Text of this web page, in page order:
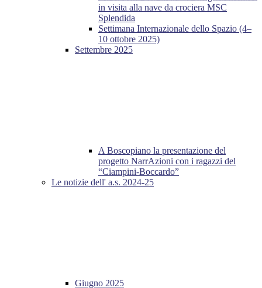
in visita alla nave da crociera MSC
Splendida
Settimana Internazionale dello Spazio (4–
10 ottobre 2025)
Settembre 2025
A Boscopiano la presentazione del
progetto NarrAzioni con i ragazzi del
“Ciampini-Boccardo”
Le notizie dell' a.s. 2024-25
Giugno 2025